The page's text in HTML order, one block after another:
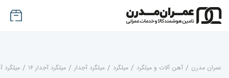
عمران مدرن / آهن آلات و میلگرد / میلگرد / میلگرد آجدار / میلگرد آجدار ۱۶ / میلگرد آجدار ۱۶